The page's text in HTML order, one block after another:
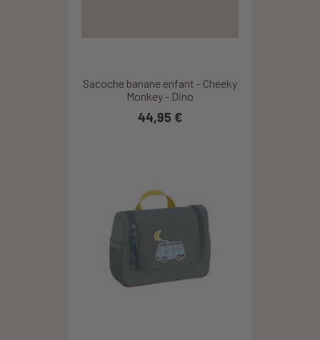
Sacoche banane enfant - Cheeky
Monkey - Dino
44,95 €